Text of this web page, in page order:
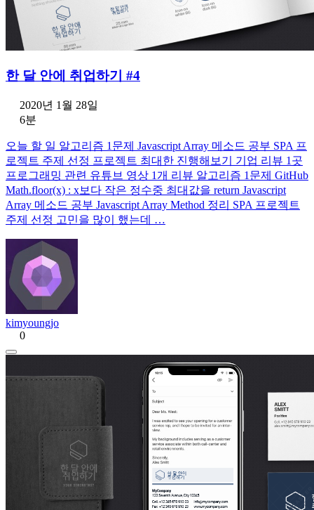
한 달 안에 취업하기 #4
2020년 1월 28일
6분
오늘 할 일 알고리즘 1문제 Javascript Array 메소드 공부 SPA 프
로젝트 주제 선정 프로젝트 최대한 진행해보기 기업 리뷰 1곳
프로그래밍 관련 유튜브 영상 1개 리뷰 알고리즘 1문제 GitHub
Math.floor(x) : x보다 작은 정수중 최대값을 return Javascript
Array 메소드 공부 Javascript Array Method 정리 SPA 프로젝트
주제 선정 고민을 많이 했는데 …
kimyoungjo
0